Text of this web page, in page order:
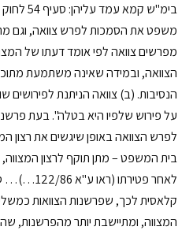
בימ"ש
משפט את הסמכות לפרש צוואה, וגם
מפרשים צוואה לפי אומד דעתו של
הצוואה, ובמידה שאינה משתמעת
הנסיבות. (ב) צוואה הניתנת לפירושים
על פירוש שלפיו היא בטלה". בעת
לפרש הצוואה באופן שיגשים את רצון
בית המשפט – מתן תוקף לרצון
לאחר
קלאסית לכך, שפרשנות הצוואות
המצווה, ומתיישבת יותר מהפרשנות,